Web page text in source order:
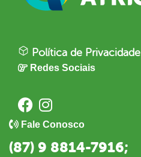
Política de Privacidade
Redes Sociais
Fale Conosco
(87) 9 8814-7916;